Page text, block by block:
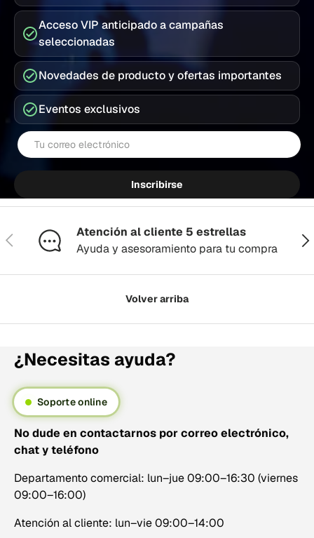
Acceso VIP anticipado a campañas
seleccionadas
Novedades de producto y ofertas importantes
Eventos exclusivos
Correo electrónico
Inscribirse
Anterior
Atención al cliente 5 estrellas
Ayuda y asesoramiento para tu compra
Volver arriba
¿Necesitas ayuda?
Soporte online
No dude en contactarnos por correo electrónico,
chat y teléfono
Departamento comercial: lun–jue 09:00–16:30 (viernes
09:00–16:00)
Atención al cliente: lun–vie 09:00–14:00